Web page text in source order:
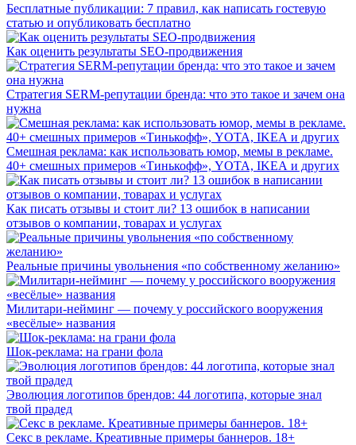
Бесплатные публикации: 7 правил, как написать гостевую
статью и опубликовать бесплатно
Как оценить результаты SEO-продвижения
Стратегия SERM-репутации бренда: что это такое и зачем она
нужна
Смешная реклама: как использовать юмор, мемы в рекламе.
40+ смешных примеров «Тинькофф», YOTA, IKEA и других
Как писать отзывы и стоит ли? 13 ошибок в написании
отзывов о компании, товарах и услугах
Реальные причины увольнения «по собственному желанию»
Милитари-нейминг — почему у российского вооружения
«весёлые» названия
Шок-реклама: на грани фола
Эволюция логотипов брендов: 44 логотипа, которые знал
твой прадед
Секс в рекламе. Креативные примеры баннеров. 18+